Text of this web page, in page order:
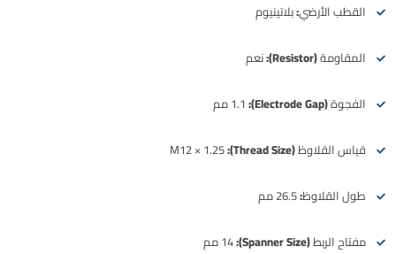
القطب الأرضي:بلاتينيوم
المقاومة (Resistor): نعم
الفجوة (Electrode Gap):
قياس القلاوظ (Thread Size):
طول القلاوظ:
مفتاح الربط (Spanner Size):